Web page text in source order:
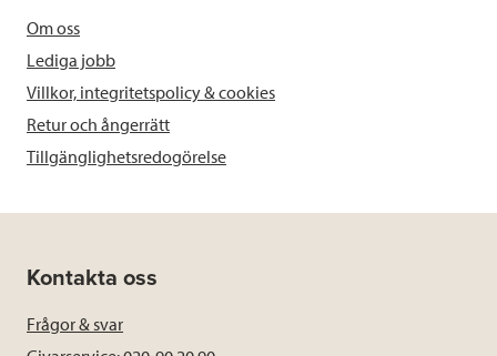
Om oss
Lediga jobb
Villkor, integritetspolicy & cookies
Retur och ångerrätt
Tillgänglighetsredogörelse
Kontakta oss
Frågor & svar